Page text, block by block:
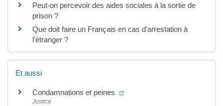
Peut-on percevoir des aides sociales à la sortie de
prison ?
Que doit faire un Français en cas d’arrestation à
l’étranger ?
Et aussi
Condamnations et peines (ouverture dans un nouvel
Justice